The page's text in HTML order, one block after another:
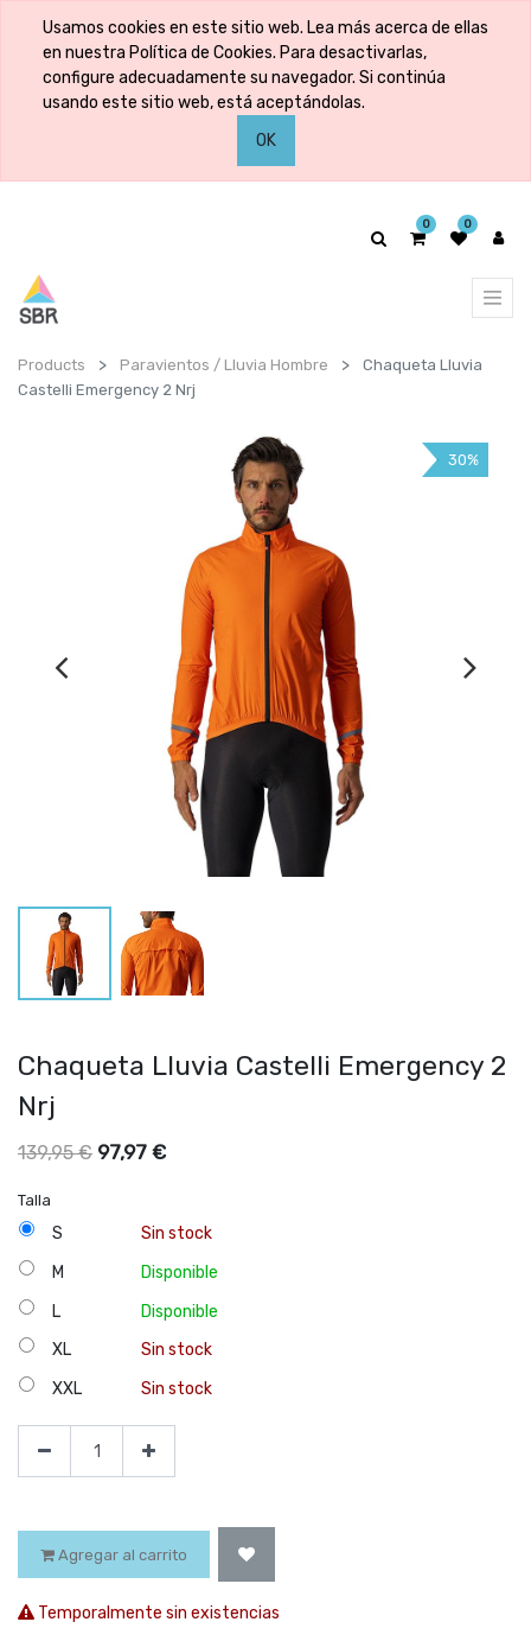
Usamos cookies en este sitio web. Lea más acerca de ellas
en nuestra Política de Cookies. Para desactivarlas,
configure adecuadamente su navegador. Si continúa
usando este sitio web, está aceptándolas.
OK
0 0
Products Paravientos / Lluvia Hombre
Chaqueta Lluvia
Castelli Emergency 2 Nrj
30%
Chaqueta Lluvia Castelli Emergency 2
Nrj
139,95€ 97,97 €
Talla
S
Sin stock
M
Disponible
L
Disponible
XL
Sin stock
XXL
Sin stock
Agregar al carrito
Temporalmente sin existencias